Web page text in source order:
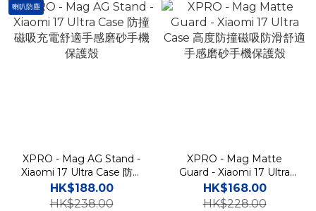
喇叭防塵
XPRO - Mag AG Stand -
Xiaomi 17 Ultra Case 防撞
磁吸充電舒適手感磨砂手機
保護殼
HK$188.00
HK$238.00
XPRO - Mag Matte
Guard - Xiaomi 17 Ultra
Case 高度防撞磁吸防滑舒
適手感磨砂手機保護殼
HK$168.00
HK$228.00